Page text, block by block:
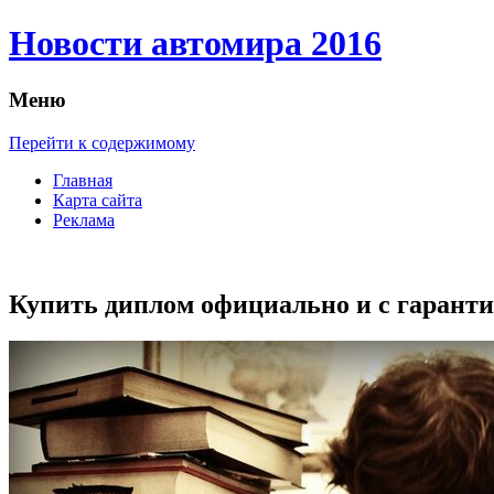
Новости автомира 2016
Меню
Перейти к содержимому
Главная
Карта сайта
Реклама
Купить диплом официально и с